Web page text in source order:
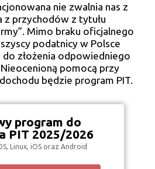
nie zwalnia nas z
przychodów z tytułu
Mimo braku oficjalnego
podatnicy w Polsce
złożenia odpowiedniego
pomocą przy
będzie program PIT.
program do
PIT 2025/2026
Linux, iOS oraz Android